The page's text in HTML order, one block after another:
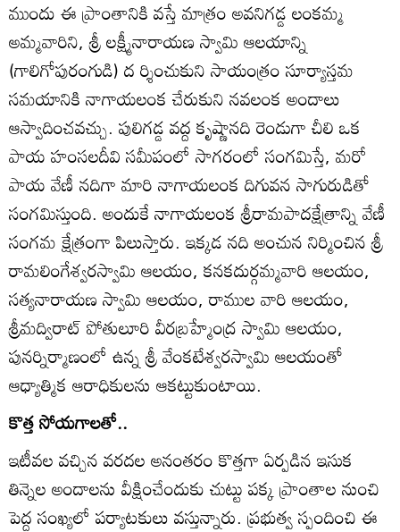
ముందు ఈ ప్రాంతానికి వస్తే మాత్రం అవనిగడ్డ లంకమ్మ
అమ్మవారిని, శ్రీ లక్ష్మీనారాయణ స్వామి ఆలయాన్ని
(గాలిగోపురంగుడి) ద ర్శించుకుని సాయంత్రం సూర్యాస్తమ
సమయానికి నాగాయలంక చేరుకుని నవలంక అందాలు
ఆస్వాదించవచ్చు. పులిగడ్డ వద్ద కృష్ణానది రెండుగా చీలి ఒక
పాయ హంసలదీవి సమీపంలో సాగరంలో సంగమిస్తే, మరో
పాయ వేణీ నదిగా మారి నాగాయలంక దిగువన సాగురుడితో
సంగమిస్తుంది. అందుకే నాగాయలంక శ్రీరామపాదక్షేత్రాన్ని వేణీ
సంగమ క్షేత్రంగా పిలుస్తారు. ఇక్కడ నది అంచున నిర్మించిన శ్రీ
రామలింగేశ్వరస్వామి ఆలయం, కనకదుర్గమ్మవారి ఆలయం,
సత్యనారాయణ స్వామి ఆలయం, రాముల వారి ఆలయం,
శ్రీమద్విరాట్‌ పోతులూరి వీరబ్రహ్మేంద్ర స్వామి ఆలయం,
పునర్నిర్మాణంలో ఉన్న శ్రీ వేంకటేశ్వరస్వామి ఆలయంతో
ఆధ్యాత్మిక ఆరాధికులను ఆకట్టుకుంటాయి.
కొత్త సోయగాలతో..
ఇటీవల వచ్చిన వరదల అనంతరం కొత్తగా ఏర్పడిన ఇసుక
తిన్నెల అందాలను వీక్షించేందుకు చుట్టు పక్క ప్రాంతాల నుంచి
పెద్ద సంఖ్యలో పర్యాటకులు వస్తున్నారు. ప్రభుత్వ స్పందించి ఈ